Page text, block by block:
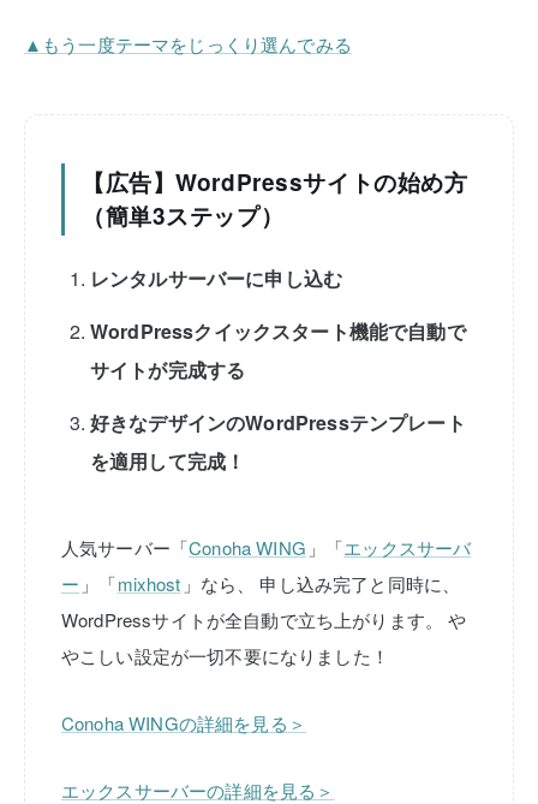
▲もう一度テーマをじっくり選んでみる
【広告】WordPressサイトの始め方
（簡単3ステップ）
レンタルサーバーに申し込む
WordPressクイックスタート機能で自動で
サイトが完成する
好きなデザインのWordPressテンプレート
を適用して完成！
人気サーバー「Conoha WING 」「エックスサーバ
ー 」「mixhost 」なら、
申し込み完了と同時に、
WordPressサイトが全自動で立ち上がります。
や
やこしい設定が一切不要になりました！
Conoha WINGの詳細を見る＞
エックスサーバーの詳細を見る＞